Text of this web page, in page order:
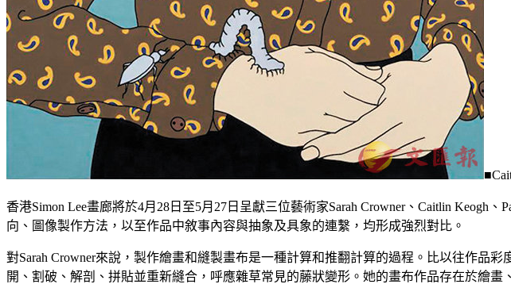
香港Simon Lee畫廊將於4月28日至5月27日呈獻三位藝術家Sarah Crowner、Caitlin
向、圖像製作方法，以至作品中敘事內容與抽象及具象的連繫，均形成強烈對比。
對Sarah Crowner來說，製作繪畫和縫製畫布是一種計算和推翻計算的過程。比以往作品
開、割破、解剖、拼貼並重新縫合，呼應雜草常見的藤狀變形。她的畫布作品存在於繪